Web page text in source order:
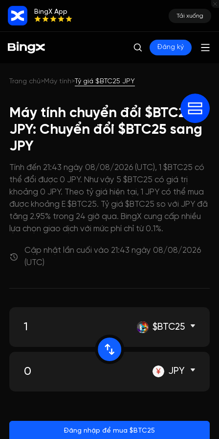
BingX App
Tải xuống
Đăng ký
Trang chủ>Máy tính>Tỷ giá $BTC25 JPY
Máy tính chuyển đổi $BTC25
JPY: Chuyển đổi $BTC25 sang
JPY
Tính đến 21:43 ngày 08/08/2026 (UTC), 1 $BTC25 có
thể đổi được 0 JPY. Như vậy 5 $BTC25 có giá trị
khoảng 0 JPY. Theo tỷ giá hiện tại, 1 JPY có thể mua
được khoảng E $BTC25. Tỷ giá $BTC25 so với JPY đã
tăng 2.95% trong 24 giờ qua. BingX cung cấp nhiều
lựa chọn giao dịch với mức phí chỉ từ 0.1%.
Cập nhật lần cuối vào 21:43 ngày 08/08/2026
(UTC)
$BTC25
JPY
Đăng nhập để mua $BTC25